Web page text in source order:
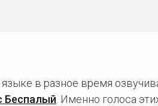
в разное время
Беспалый . Именно голоса